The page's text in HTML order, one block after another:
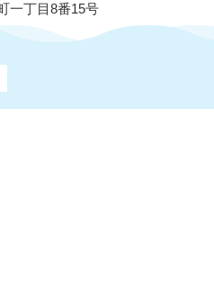
一丁目8番15号